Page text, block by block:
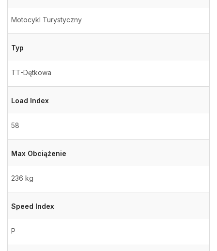
Motocykl Turystyczny
Typ
TT-Dętkowa
Load Index
58
Max Obciążenie
236 kg
Speed Index
P